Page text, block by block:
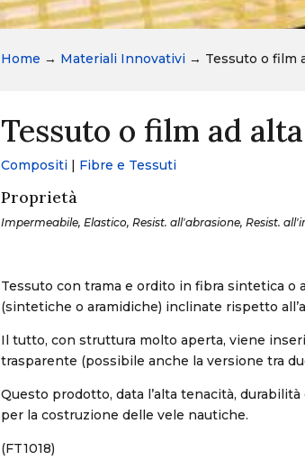
Home → Materiali Innovativi → Tessuto o film
Tessuto o film ad
Compositi | Fibre e Tessuti
Proprietà
Impermeabile, Elastico, Resist. all'abrasione, Resist.
Tessuto con trama e ordito in fibra sintetica o
(sintetiche o aramidiche) inclinate rispetto
Il tutto, con struttura molto aperta, viene
trasparente (possibile anche la versione tra
Questo prodotto, data l’alta tenacità,
per la costruzione delle vele nautiche.
(FT1018)